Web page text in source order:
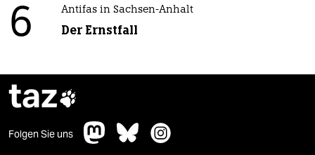
6 Antifas in Sachsen-Anhalt
Der Ernstfall
taz
Folgen Sie uns